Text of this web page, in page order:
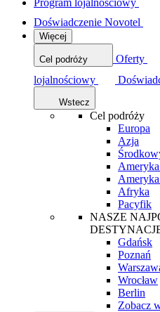
Program lojalnościowy
Doświadczenie Novotel
Więcej
Cel podróży Oferty
lojalnościowy
Wstecz
Cel podróży
Europa
Azja
Ameryka
Afryka
Pacyfik
NASZE
Gdańsk
Poznań
Wrocław
Berlin
Zobacz